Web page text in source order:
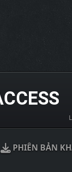
PHIÊN BẢN